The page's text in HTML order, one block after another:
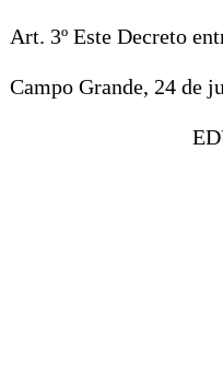
Art. 3º Este Decreto
Campo Grande, 24 de